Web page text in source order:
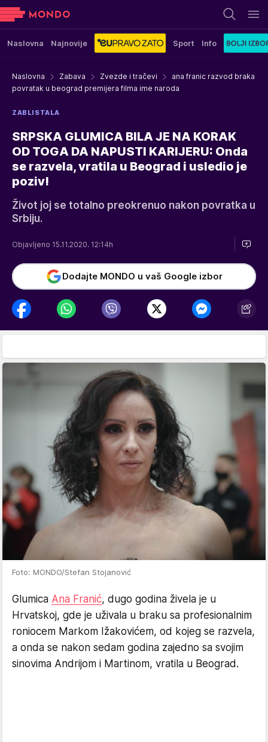
Naslovna Najnovije Sport Info
Naslovna Zabava Zvezde i tračevi
ana franic razvod braka
povratak u beograd premijera filma ime naroda
ZABLISTALA
SRPSKA GLUMICA BILA JE NA KORAK
OD TOGA DA NAPUSTI KARIJERU: Onda
se razvela, vratila u Beograd i usledio je
poziv!
Život joj se totalno preokrenuo nakon povratka u
Srbiju.
Objavljeno 15.11.2020. 12:14h
Dodajte MONDO u vaš Google izbor
Foto: MONDO/Stefan Stojanović
Glumica Ana Franić, dugo godina živela je u
Hrvatskoj, gde je uživala u braku sa profesionalnim
roniocem Markom Ižakovićem, od kojeg se razvela,
a onda se nakon sedam godina zajedno sa svojim
sinovima Andrijom i Martinom, vratila u Beograd.